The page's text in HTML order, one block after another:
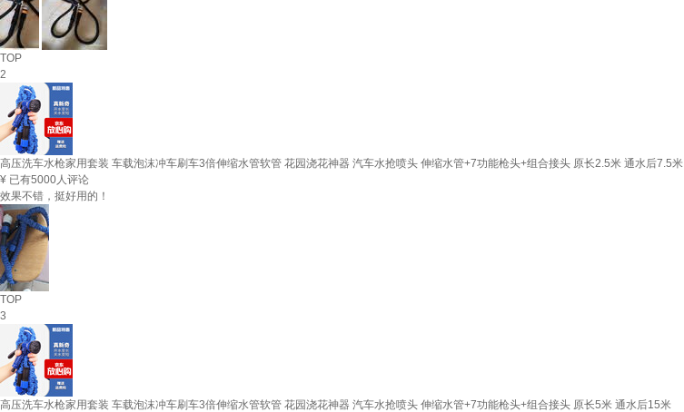
TOP
2
高压洗车水枪家用套装 车载泡沫冲车刷车3倍伸缩水管软管 花园浇花神器 汽车水抢喷头 伸缩水管+7功能枪头+组合接头 原长2.5米 通水后7.5米
¥ 已有5000人评论
效果不错，挺好用的！
TOP
3
高压洗车水枪家用套装 车载泡沫冲车刷车3倍伸缩水管软管 花园浇花神器 汽车水抢喷头 伸缩水管+7功能枪头+组合接头 原长5米 通水后15米